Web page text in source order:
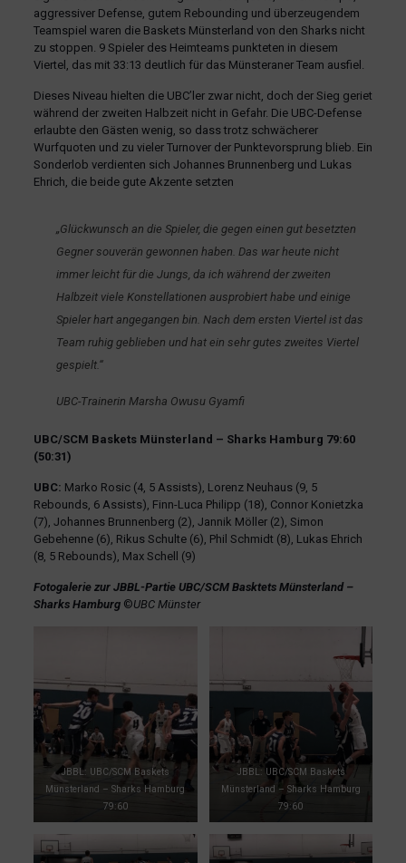
aggressiver Defense, gutem Rebounding und überzeugendem
Teamspiel waren die Baskets Münsterland von den Sharks nicht
zu stoppen. 9 Spieler des Heimteams punkteten in diesem
Viertel, das mit 33:13 deutlich für das Münsteraner Team ausfiel.
Dieses Niveau hielten die UBC’ler zwar nicht, doch der Sieg geriet
während der zweiten Halbzeit nicht in Gefahr. Die UBC-Defense
erlaubte den Gästen wenig, so dass trotz schwächerer
Wurfquoten und zu vieler Turnover der Punktevorsprung blieb. Ein
Sonderlob verdienten sich Johannes Brunnenberg und Lukas
Ehrich, die beide gute Akzente setzten
„Glückwunsch an die Spieler, die gegen einen gut besetzten
Gegner souverän gewonnen haben. Das war heute nicht
immer leicht für die Jungs, da ich während der zweiten
Halbzeit viele Konstellationen ausprobiert habe und einige
Spieler hart angegangen bin. Nach dem ersten Viertel ist das
Team ruhig geblieben und hat ein sehr gutes zweites Viertel
gespielt.“
UBC-Trainerin Marsha Owusu Gyamfi
UBC/SCM Baskets Münsterland – Sharks Hamburg 79:60
(50:31)
UBC: Marko Rosic (4, 5 Assists), Lorenz Neuhaus (9, 5
Rebounds, 6 Assists), Finn-Luca Philipp (18), Connor Konietzka
(7), Johannes Brunnenberg (2), Jannik Möller (2), Simon
Gebehenne (6), Rikus Schulte (6), Phil Schmidt (8), Lukas Ehrich
(8, 5 Rebounds), Max Schell (9)
Fotogalerie zur JBBL-Partie UBC/SCM Basktets Münsterland –
Sharks Hamburg ©UBC Münster
JBBL: UBC/SCM Baskets
Münsterland – Sharks Hamburg
79:60
JBBL: UBC/SCM Baskets
Münsterland – Sharks Hamburg
79:60